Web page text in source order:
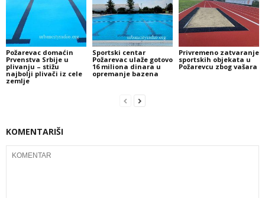
Požarevac domaćin
Prvenstva Srbije u
plivanju – stižu
najbolji plivači iz cele
zemlje
Sportski centar
Požarevac ulaže gotovo
16 miliona dinara u
opremanje bazena
Privremeno zatvaranje
sportskih objekata u
Požarevcu zbog vašara
KOMENTARIŠI